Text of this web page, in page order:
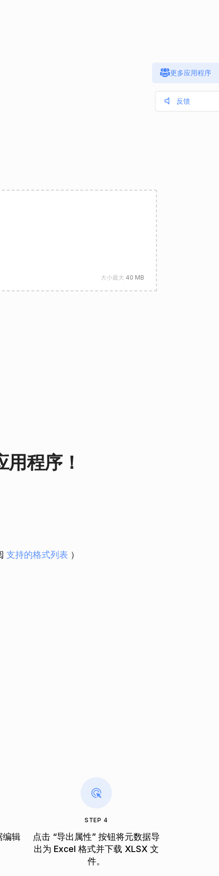
大小最大 40 MB
程序！
支持的格式列表 ）
编辑
STEP 4
点击 “导出属性” 按钮将元数据导
出为 Excel 格式并下载 XLSX 文
件。
更多应用程序
反馈